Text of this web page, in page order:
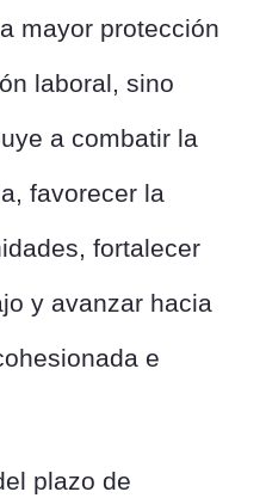
mayor protección
laboral, sino
a combatir la
favorecer la
fortalecer
y avanzar hacia
e
plazo de